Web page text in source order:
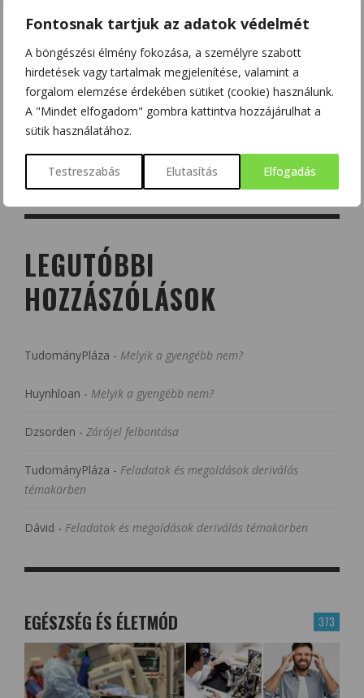
Fontosnak tartjuk az adatok védelmét
A böngészési élmény fokozása, a személyre szabott
hirdetések vagy tartalmak megjelenítése, valamint a
forgalom elemzése érdekében sütiket (cookie) használunk.
A "Mindet elfogadom" gombra kattintva hozzájárulhat a
sütik használatához.
Testreszabás Elutasítás Elfogadás
LEGUTÓBBI
HOZZÁSZÓLÁSOK
TudományPláza - Melyik a gyengébb nem?
Huynhloan - Melyik a gyengébb nem?
Dzsorden - Zárójel felbontása
TudományPláza - Feladatok és megoldások deriválás
témakörben
Dávid - Feladatok és megoldások deriválás témakörben
373
EGÉSZSÉG ÉS ÉLETMÓD